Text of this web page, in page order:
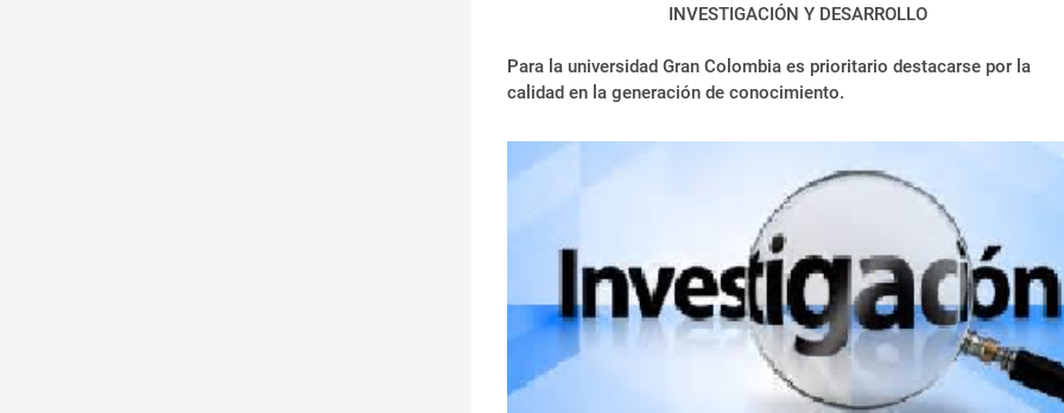
INVESTIGACIÓN Y DESARROLLO
Para la universidad Gran Colombia es prioritario destacarse por la
calidad en la generación de conocimiento.